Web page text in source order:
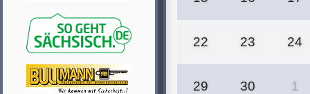
22 23 24
29 30 1